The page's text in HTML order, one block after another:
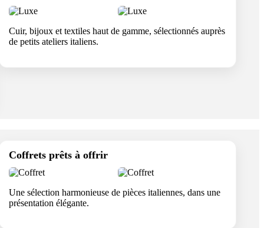
Cuir, bijoux et textiles haut de gamme, sélectionnés auprès
de petits ateliers italiens.
Coffrets prêts à offrir
Une sélection harmonieuse de pièces italiennes, dans une
présentation élégante.